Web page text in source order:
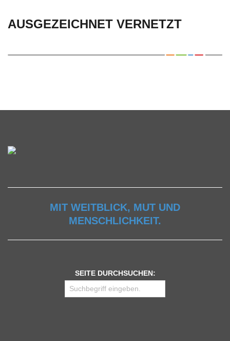
AUSGEZEICHNET VERNETZT
MIT WEITBLICK, MUT UND
MENSCHLICHKEIT.
SEITE DURCHSUCHEN: